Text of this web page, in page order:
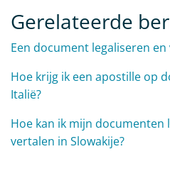
Gerelateerde
Een document legaliseren
Hoe krijg ik een apostille op
Italië?
Hoe kan ik mijn documenten
vertalen in Slowakije?